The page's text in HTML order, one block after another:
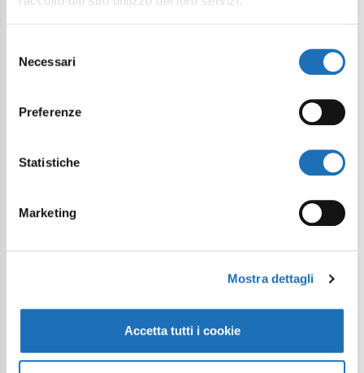
delNecessari
Preferenze
Statistiche
Marketing
Mostra dettagli
Accetta tutti i cookie